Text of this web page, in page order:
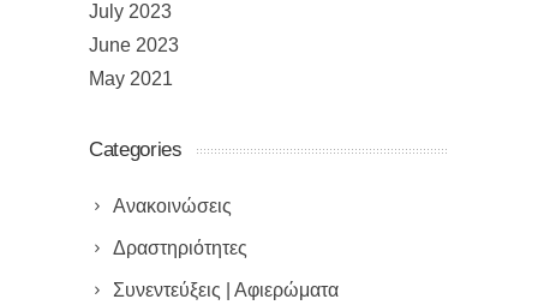
July 2023
June 2023
May 2021
Categories
Ανακοινώσεις
Δραστηριότητες
Συνεντεύξεις | Αφιερώματα